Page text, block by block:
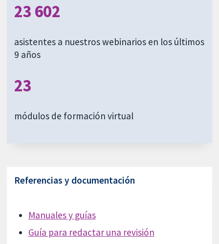
23 602
asistentes a nuestros webinarios en los últimos
9 años
23
módulos de formación virtual
Referencias y documentación
Manuales y guías
Guía para redactar una revisión